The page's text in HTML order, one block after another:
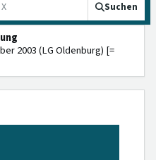
Suchen
2003 (LG Oldenburg) [=